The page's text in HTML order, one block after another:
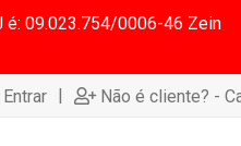
é: 09.023.754/0006-46 Zein
| Não é cliente? -